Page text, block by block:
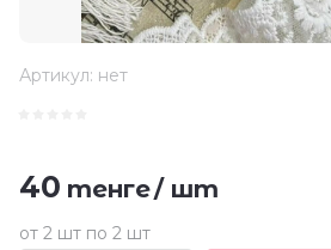
Артикул: нет
40 тенге/шт
от 2 шт по 2 шт